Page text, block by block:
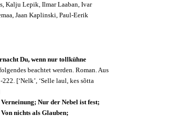
Kalju Lepik, Ilmar Laaban, Ivar
Jaan Kaplinski, Paul-Eerik
Du, wenn nur tollkühne
beachtet werden. Roman. Aus
[‘Nelk’, ‘Selle laul, kes sõtta
Nur der Nebel ist fest;
nichts als Glauben;